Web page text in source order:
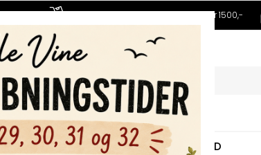
Fragt fra 99,- Fri fragt ved køb over 1500,-
RØDVINE VINE EFTER LAND